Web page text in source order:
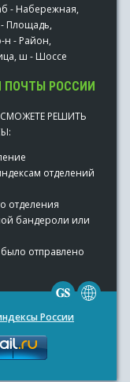
- Набережная,
- Площадь,
н - Район,
ш - Шоссе
ПОЧТЫ РОССИИ
РЕШИТЬ
отделений
отделения
бандероли или
было отправлено
России